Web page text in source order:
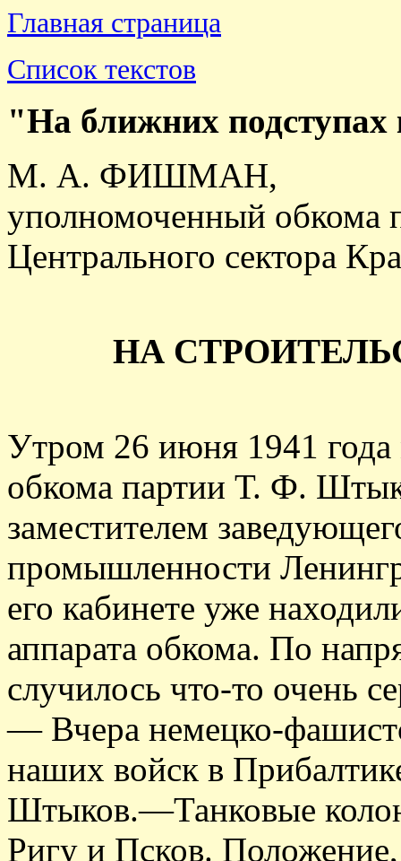
Главная страница
Список текстов
"На ближних
М. А. ФИШМАН,
уполномоченный обкома
Центрального сектора
НА
Утром 26 июня 1941 года
обкома партии Т. Ф.
заместителем
промышленности
его кабинете уже
аппарата обкома. По
случилось что-то очень
— Вчера немецко-
наших войск в
Штыков.—Танковые
Ригу и Псков.